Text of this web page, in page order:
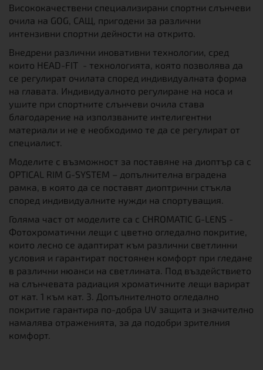
Висококачествени специализирани спортни слънчеви
очила на GOG, САЩ, пригодени за различни
интензивни спортни дейности на открито.
Внедрени различни иновативни технологии, сред
които HEAD-FIT - технологията, която позволява да
се регулират очилата според индивидуалната форма
на главата. Индивидуалното регулиране на носа и
ушите при спортните слънчеви очила става
благодарение на използваните интелигентни
материали и не е необходимо те да се регулират от
специалист.
Моделите с възможност за поставяне на диоптър са с
OPTICAL RIM G-SYSTEM – допълнителна вградена
рамка, в която да се поставят диоптрични стъкла
според индивидуалните нужди на спортуващия.
Голяма част от моделите са с CHROMATIC G-LENS -
Фотохроматични лещи с цветно огледално покритие,
които лесно се адаптират към различни светлинни
условия и гарантират постоянен комфорт при гледане
в различни нюанси на светлината. Под въздействието
на слънчевата радиация хроматичните лещи варират
от кат. 1 към кат. 3. Допълнителното огледално
покритие гарантира по-добра UV защита и значително
намалява отраженията, за да подобри зрителния
комфорт.